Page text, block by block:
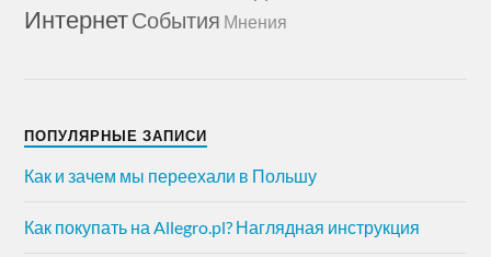
ИнтернетСобытия Мнения
ПОПУЛЯРНЫЕ ЗАПИСИ
Как и зачем мы переехали в Польшу
Как покупать на Allegro.pl? Наглядная инструкция